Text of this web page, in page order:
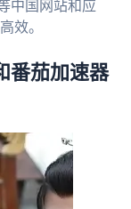
中国网站和应
效。
番茄加速器